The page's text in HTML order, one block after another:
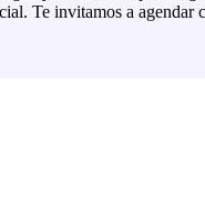
Te invitamos a agendar